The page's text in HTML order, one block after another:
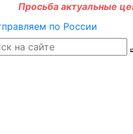
Просьба актуальные